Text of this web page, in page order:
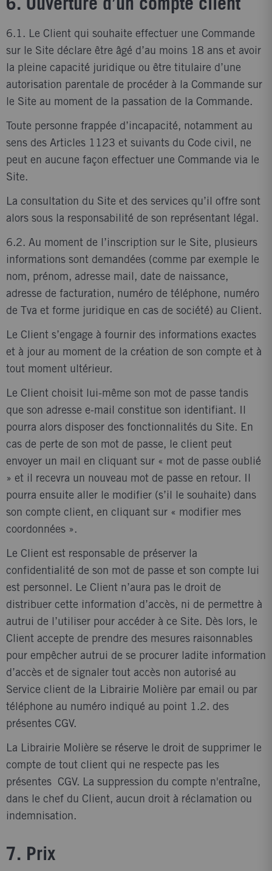
6. Ouverture d’un compte client
6.1. Le Client qui souhaite effectuer une Commande
sur le Site déclare être âgé d’au moins 18 ans et avoir
la pleine capacité juridique ou être titulaire d’une
autorisation parentale de procéder à la Commande sur
le Site au moment de la passation de la Commande.
Toute personne frappée d’incapacité, notamment au
sens des Articles 1123 et suivants du Code civil, ne
peut en aucune façon effectuer une Commande via le
Site.
La consultation du Site et des services qu’il offre sont
alors sous la responsabilité de son représentant légal.
6.2. Au moment de l’inscription sur le Site, plusieurs
informations sont demandées (comme par exemple le
nom, prénom, adresse mail, date de naissance,
adresse de facturation, numéro de téléphone, numéro
de Tva et forme juridique en cas de société) au Client.
Le Client s’engage à fournir des informations exactes
et à jour au moment de la création de son compte et à
tout moment ultérieur.
Le Client choisit lui-même son mot de passe tandis
que son adresse e-mail constitue son identifiant. Il
pourra alors disposer des fonctionnalités du Site. En
cas de perte de son mot de passe, le client peut
envoyer un mail en cliquant sur « mot de passe oublié
» et il recevra un nouveau mot de passe en retour. Il
pourra ensuite aller le modifier (s’il le souhaite) dans
son compte client, en cliquant sur « modifier mes
coordonnées ».
Le Client est responsable de préserver la
confidentialité de son mot de passe et son compte lui
est personnel. Le Client n’aura pas le droit de
distribuer cette information d’accès, ni de permettre à
autrui de l’utiliser pour accéder à ce Site. Dès lors, le
Client accepte de prendre des mesures raisonnables
pour empêcher autrui de se procurer ladite information
d’accès et de signaler tout accès non autorisé au
Service client de la Librairie Molière par email ou par
téléphone au numéro indiqué au point 1.2. des
présentes CGV.
La Librairie Molière se réserve le droit de supprimer le
compte de tout client qui ne respecte pas les
présentes CGV. La suppression du compte n'entraîne,
dans le chef du Client, aucun droit à réclamation ou
indemnisation.
7. Prix